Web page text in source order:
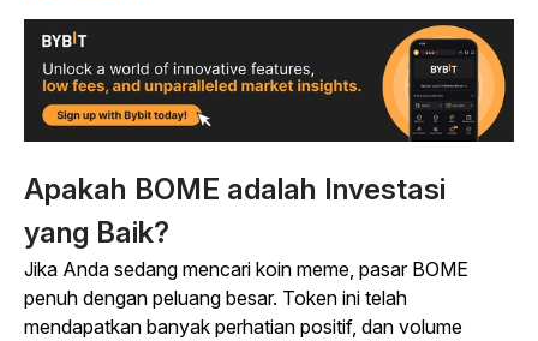
Apakah BOME adalah Investasi
yang Baik?
Jika Anda sedang mencari koin meme, pasar BOME
penuh dengan peluang besar. Token ini telah
mendapatkan banyak perhatian positif, dan volume